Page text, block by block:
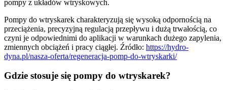
pompy z układów wtryskowych.
Pompy do wtryskarek charakteryzują się wysoką odpornością na
przeciążenia, precyzyjną regulacją przepływu i dużą trwałością, co
czyni je odpowiednimi do aplikacji w warunkach dużego zapylenia,
zmiennych obciążeń i pracy ciągłej. Źródło: https://hydro-
dyna.pl/nasza-oferta/regeneracja-pomp-do-wtryskarki/
Gdzie stosuje się pompy do wtryskarek?